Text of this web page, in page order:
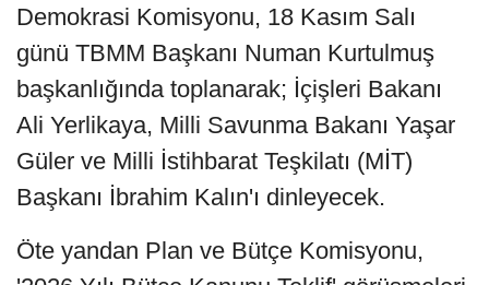
Demokrasi Komisyonu, 18 Kasım Salı
günü TBMM Başkanı Numan Kurtulmuş
başkanlığında toplanarak; İçişleri Bakanı
Ali Yerlikaya, Milli Savunma Bakanı Yaşar
Güler ve Milli İstihbarat Teşkilatı (MİT)
Başkanı İbrahim Kalın'ı dinleyecek.
Öte yandan Plan ve Bütçe Komisyonu,